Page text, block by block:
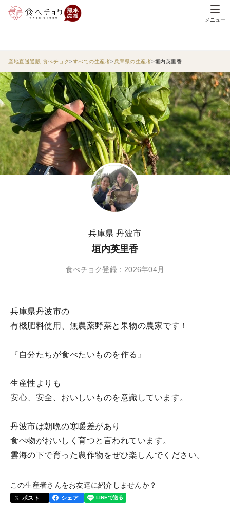
メニュー
産地直送通販 食べチョク すべての生産者 兵庫県の生産者 垣内英里香
兵庫県 丹波市
垣内英里香
食べチョク登録：2026年04月
兵庫県丹波市の
有機肥料使用、無農薬野菜と果物の農家です！
『自分たちが食べたいものを作る』
生産性よりも
安心、安全、おいしいものを意識しています。
丹波市は朝晩の寒暖差があり
食べ物がおいしく育つと言われています。
雲海の下で育った農作物をぜひ楽しんでください。
この生産者さんをお友達に紹介しませんか？
ポスト シェア